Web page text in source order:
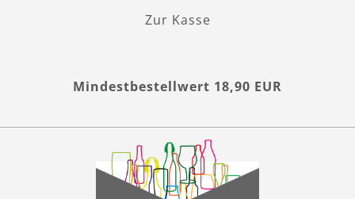
Zur Kasse
Mindestbestellwert 18,90 EUR